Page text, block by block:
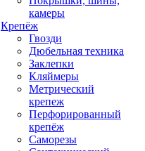
камеры
Крепёж
Гвозди
Дюбельная техника
Заклепки
Кляймеры
Метрический
крепеж
Перфорированный
крепёж
Саморезы